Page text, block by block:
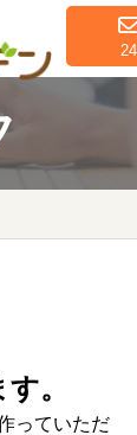
。
っていただ